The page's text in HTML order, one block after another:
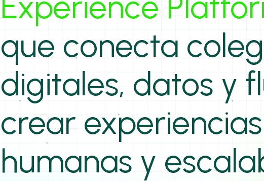
que conecta
digitales, datos y
crear experiencias
humanas y